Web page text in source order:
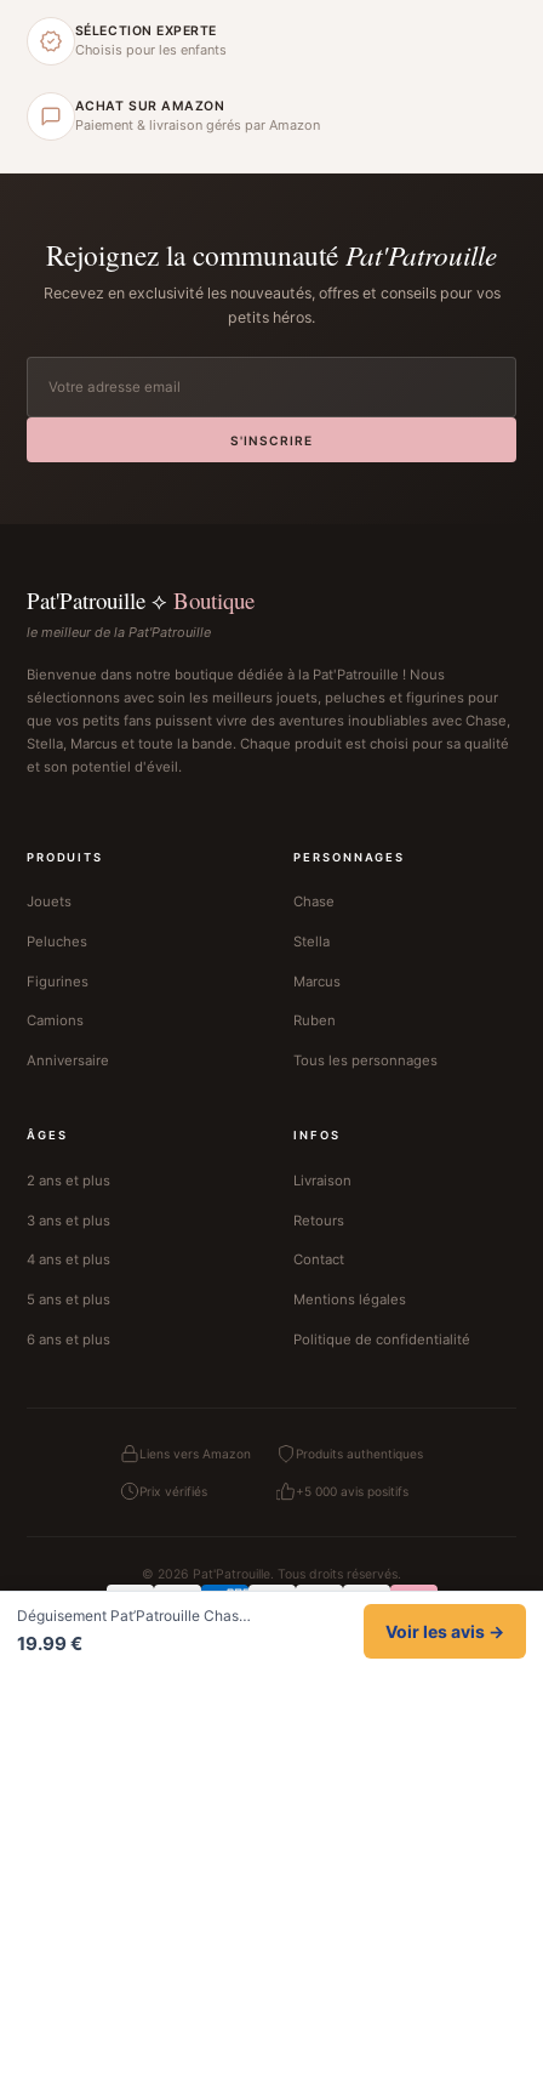
SÉLECTION EXPERTE
Choisis pour les enfants
ACHAT SUR AMAZON
Paiement & livraison gérés par Amazon
Rejoignez la communauté Pat'Patrouille
Recevez en exclusivité les nouveautés, offres et conseils pour vos
petits héros.
S'INSCRIRE
Pat'Patrouille ⟡ Boutique
le meilleur de la Pat'Patrouille
Bienvenue dans notre boutique dédiée à la Pat'Patrouille ! Nous
sélectionnons avec soin les meilleurs jouets, peluches et figurines pour
que vos petits fans puissent vivre des aventures inoubliables avec Chase,
Stella, Marcus et toute la bande. Chaque produit est choisi pour sa qualité
et son potentiel d'éveil.
PRODUITS
Jouets
Peluches
Figurines
Camions
Anniversaire
PERSONNAGES
Chase
Stella
Marcus
Ruben
Tous les personnages
ÂGES
2 ans et plus
3 ans et plus
4 ans et plus
5 ans et plus
6 ans et plus
INFOS
Livraison
Retours
Contact
Mentions légales
Politique de confidentialité
Liens vers Amazon Produits authentiques
Prix vérifiés +5 000 avis positifs
© 2026 Pat'Patrouille. Tous droits réservés.
ConfidentialitéCGV Mentions légales
Déguisement Pat’Patrouille Chas…
19.99 €
Voir les avis →